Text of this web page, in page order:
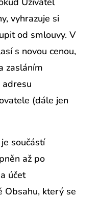
vyhrazuje si
od smlouvy. V
s novou cenou,
zasláním
(dále jen
součástí
až po
účet
Obsahu, který se